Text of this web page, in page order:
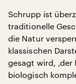
Schrupp ist
traditionelle
die Natur
klassischen
gesagt wird, ‚der
biologisch